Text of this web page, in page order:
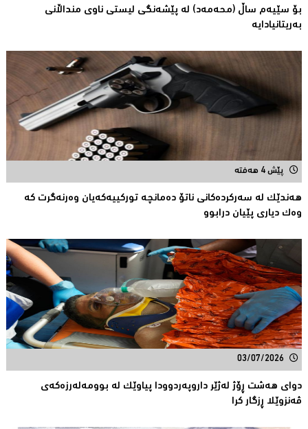
بۆ سێیەم ساڵ (محەمەد) لە پێشەنگی لیستی ناوی منداڵانى
بەریتانیادایە
پێش 4 هەفتە
هەندێک لە سەركردەكانی ناتۆ دەمانچە تورکییەکەیان وەرنەگرت کە
وەک دیارى پێیان درابوو
03/07/2026
دوای هەشت ڕۆژ لەژێر داروپەردوودا پیاوێك لە بوومەلەرزەكەی
ڤەنزوێلا ڕزگار كرا